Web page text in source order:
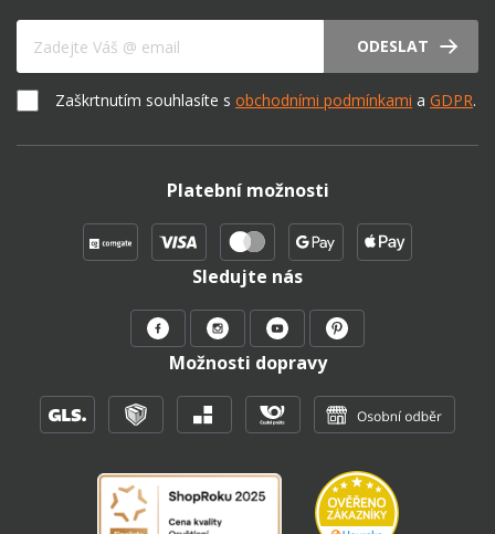
ODESLAT
Zaškrtnutím souhlasíte s obchodními podmínkami a GDPR.
Platební možnosti
Sledujte nás
Možnosti dopravy